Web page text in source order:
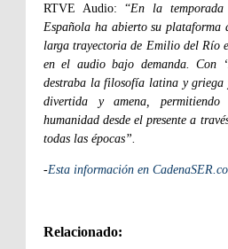
RTVE Audio: “En la temporada
Española ha abierto su plataforma
larga trayectoria de Emilio del Río
en el audio bajo demanda. Con
destraba la filosofía latina y griega
divertida y amena,
humanidad desde el presente a
todas las épocas”.
-Esta información en
Relacionado: